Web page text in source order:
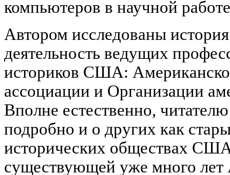
компьютеров в научной
Автором исследованы
деятельность ведущих
историков США:
ассоциации и Организации
Вполне естественно,
подробно и о других как
исторических обществах
существующей уже много лет